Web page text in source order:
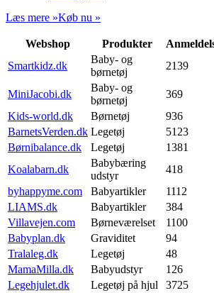
Læs mere »Køb nu »
Webshop Produkter
Smartkidz.dk
Baby- og
børnetøj
2139
MiniJacobi.dk
Baby- og
børnetøj
369
Kids-world.dk
Børnetøj 936
BarnetsVerden.dk Legetøj 5123
Børnibalance.dk
Legetøj 1381
Koalabarn.dk
Babybæring
udstyr
418
byhappyme.com
Babyartikler 1112
LIAMS.dk
Babyartikler 384
Villavejen.com
Børneværelset 1100
Babyplan.dk
Graviditet 94
Tralaleg.dk
Legetøj 48
MamaMilla.dk
Babyudstyr 126
Legehjulet.dk
Legetøj på hjul 3725